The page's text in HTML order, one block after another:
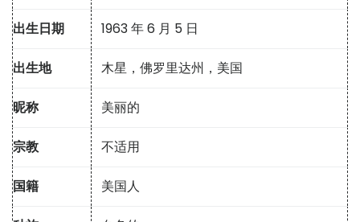
出生日期 1963 年 6 月 5 日
出生地 木星，佛罗里达州，美国
昵称 美丽的
宗教 不适用
国籍 美国人